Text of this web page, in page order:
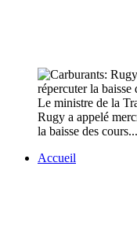
Le ministre de la
Rugy a appelé
la baisse des cours...
Accueil